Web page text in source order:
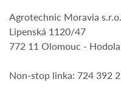
Agrotechnic Moravia
Lipenská 1120/47
772 11 Olomouc -
Non-stop linka: 724 392